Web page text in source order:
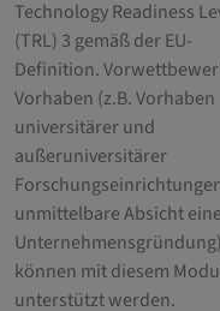
Technology Readiness
(TRL) 3 gemäß der EU-
Definition.
Vorhaben (z.B. Vorhaben
universitärer und
außeruniversitärer
unmittelbare Absicht
Unternehmensgründung)
können mit diesem
unterstützt werden.